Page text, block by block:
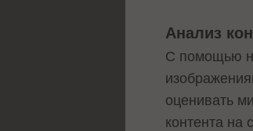
Анализ
С помощью
оценивать
контента на